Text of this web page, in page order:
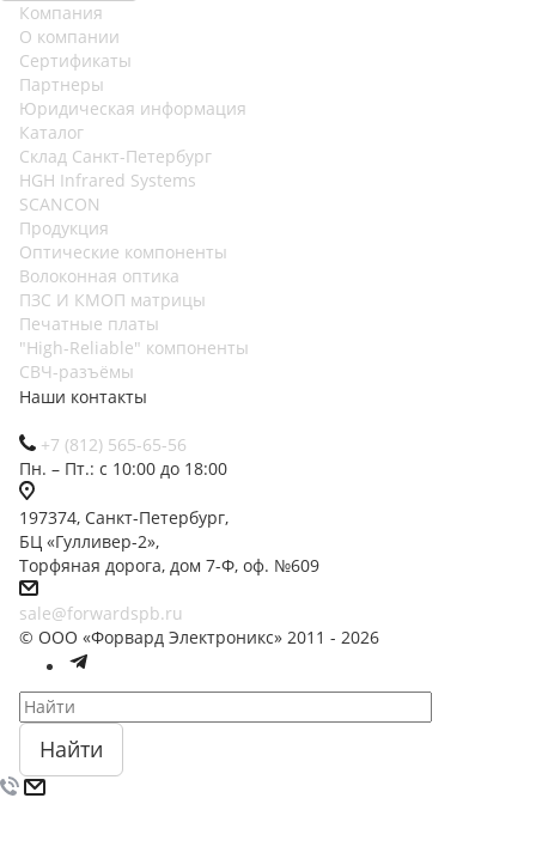
Компания
О компании
Сертификаты
Партнеры
Юридическая информация
Каталог
Cклад Санкт-Петербург
HGH Infrared Systems
SCANCON
Продукция
Оптические компоненты
Волоконная оптика
ПЗС И КМОП матрицы
Печатные платы
"High-Reliable" компоненты
СВЧ-разъёмы
Наши контакты
+7 (812) 565-65-56
Пн. – Пт.: с 10:00 до 18:00
197374, Санкт-Петербург,
БЦ «Гулливер-2»,
Торфяная дорога, дом 7-Ф, оф. №609
sale@forwardspb.ru
© ООО «Форвард Электроникс» 2011 - 2026
Найти